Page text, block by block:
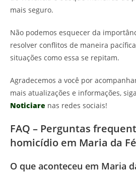
mais seguro.
Não podemos esquecer da
resolver conflitos de maneira
situações como essa se repitam.
Agradecemos a você por
mais atualizações e informações,
Noticiare nas redes sociais!
FAQ – Perguntas
homicídio em Maria da Fé
O que aconteceu em Maria